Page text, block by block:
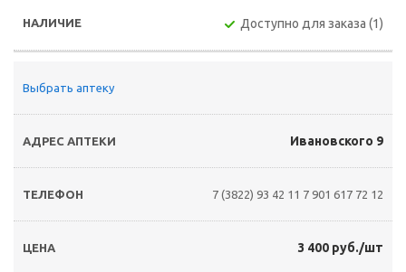
Доступно для заказа (1)
Выбрать аптеку
Ивановского 9
7 (3822) 93 42 11 7 901 617 72 12
3 400 руб./шт